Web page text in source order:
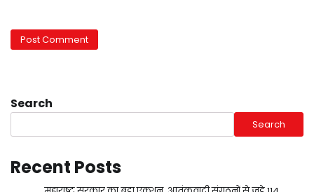
Search
Search
Recent Posts